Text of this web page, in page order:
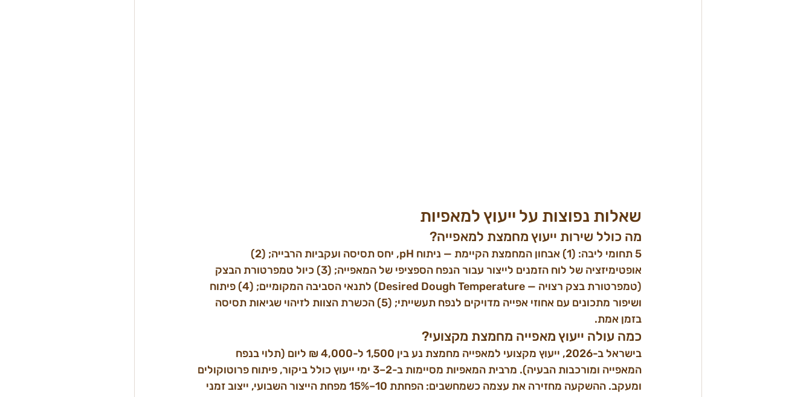
שאלות נפוצות על ייעוץ למאפיות
מה כולל שירות ייעוץ מחמצת למאפייה?
5 תחומי ליבה: (1) אבחון המחמצת הקיימת — ניתוח pH, יחס תסיסה ועקביות הרבייה; (2)
אופטימיזציה של לוח הזמנים לייצור עבור הנפח הספציפי של המאפייה; (3) כיול טמפרטורת הבצק
(טמפרטורת בצק רצויה — Desired Dough Temperature) לתנאי הסביבה המקומיים; (4) פיתוח
ושיפור מתכונים עם אחוזי אפייה מדויקים לנפח תעשייתי; (5) הכשרת הצוות לזיהוי שגיאות תסיסה
בזמן אמת.
כמה עולה ייעוץ מאפייה מחמצת מקצועי?
בישראל ב-2026, ייעוץ מקצועי למאפייה מחמצת נע בין 1,500 ל-4,000 ₪ ליום (תלוי בנפח
המאפייה ומורכבות הבעיה). מרבית המאפיות מסיימות ב-2–3 ימי ייעוץ כולל ביקור, פיתוח פרוטוקולים
ומעקב. ההשקעה מחזירה את עצמה כשמחשבים: הפחתת 10–15% מפחת הייצור השבועי, ייצוב זמני